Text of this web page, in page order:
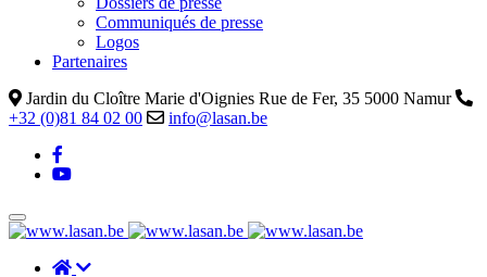
Communiqués de presse
Logos
Partenaires
Jardin du Cloître Marie d'Oignies Rue de Fer, 35 5000 Namur
+32 (0)81 84 02 00
info@lasan.be